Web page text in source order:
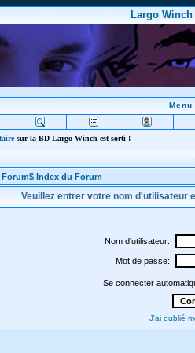
Largo
sur la BD Largo Winch est sorti !
Index du Forum
Veuillez entrer votre nom d'utilisateur
Nom d'utilisateur:
Mot de passe:
Se connecter
J'ai oublié